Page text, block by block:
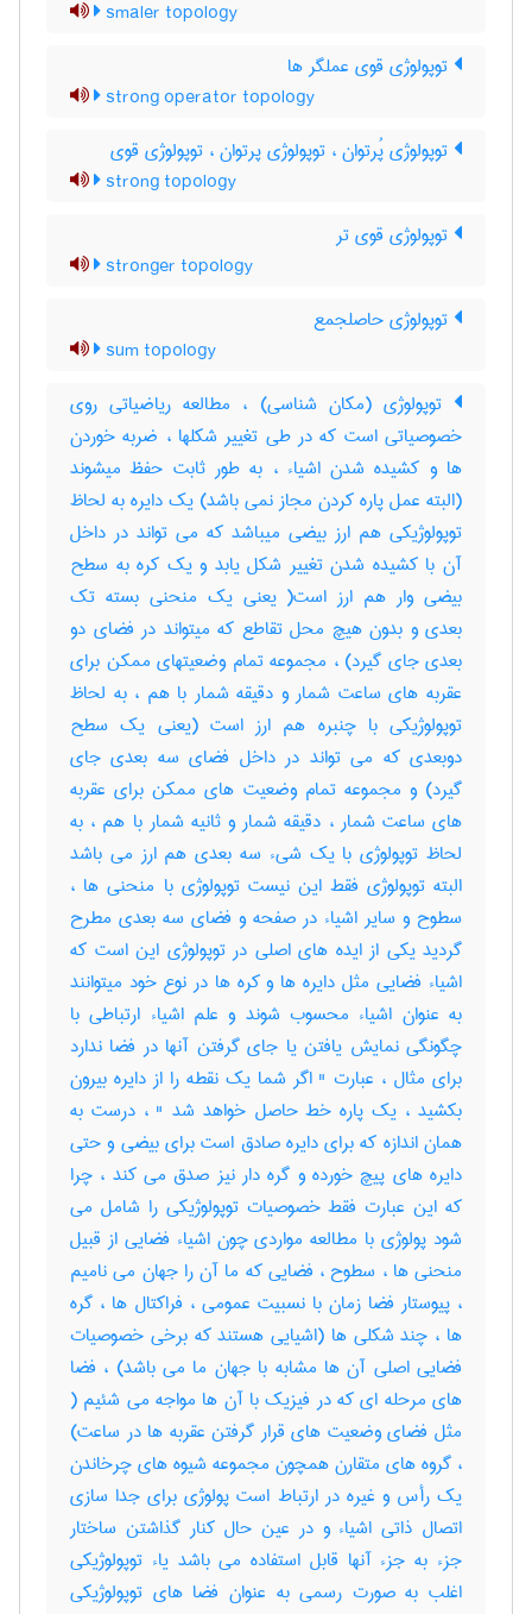
smaler topology
توپولوژی قوی عملگر ها
strong operator topology
توپولوژی پُرتوان ، توپولوژی پرتوان ، توپولوژی قوی
strong topology
توپولوژی قوی تر
stronger topology
توپولوژی حاصلجمع
sum topology
توپولوژی (مکان شناسی) ، مطالعه ریاضیاتی روی
خصوصیاتی است که در طی تغییر شکلها ، ضربه خوردن
ها و کشیده شدن اشیاء ، به طور ثابت حفظ میشوند
(البته عمل پاره کردن مجاز نمی باشد) یک دایره به لحاظ
توپولوژیکی هم ارز بیضی میباشد که می تواند در داخل
آن با کشیده شدن تغییر شکل یابد و یک کره به سطح
بیضی وار هم ارز است( یعنی یک منحنی بسته تک
بعدی و بدون هیچ محل تقاطع که میتواند در فضای دو
بعدی جای گیرد) ، مجموعه تمام وضعیتهای ممکن برای
عقربه های ساعت شمار و دقیقه شمار با هم ، به لحاظ
توپولوژیکی با چنبره هم ارز است (یعنی یک سطح
دوبعدی که می تواند در داخل فضای سه بعدی جای
گیرد) و مجموعه تمام وضعیت های ممکن برای عقربه
های ساعت شمار ، دقیقه شمار و ثانیه شمار با هم ، به
لحاظ توپولوژی با یک شیء سه بعدی هم ارز می باشد
البته توپولوژی فقط این نیست توپولوژی با منحنی ها ،
سطوح و سایر اشیاء در صفحه و فضای سه بعدی مطرح
گردید یکی از ایده های اصلی در توپولوژی این است که
اشیاء فضایی مثل دایره ها و کره ها در نوع خود میتوانند
به عنوان اشیاء محسوب شوند و علم اشیاء ارتباطی با
چگونگی نمایش یافتن یا جای گرفتن آنها در فضا ندارد
برای مثال ، عبارت " اگر شما یک نقطه را از دایره بیرون
بکشید ، یک پاره خط حاصل خواهد شد " ، درست به
همان اندازه که برای دایره صادق است برای بیضی و حتی
دایره های پیچ خورده و گره دار نیز صدق می کند ، چرا
که این عبارت فقط خصوصیات توپولوژیکی را شامل می
شود پولوژی با مطالعه مواردی چون اشیاء فضایی از قبیل
منحنی ها ، سطوح ، فضایی که ما آن را جهان می نامیم
، پیوستار فضا زمان با نسبیت عمومی ، فراکتال ها ، گره
ها ، چند شکلی ها (اشیایی هستند که برخی خصوصیات
فضایی اصلی آن ها مشابه با جهان ما می باشد) ، فضا
های مرحله ای که در فیزیک با آن ها مواجه می شئیم (
مثل فضای وضعیت های قرار گرفتن عقربه ها در ساعت)
، گروه های متقارن همچون مجموعه شیوه های چرخاندن
یک رأس و غیره در ارتباط است پولوژی برای جدا سازی
اتصال ذاتی اشیاء و در عین حال کنار گذاشتن ساختار
جزء به جزء آنها قابل استفاده می باشد یاء توپولوژیکی
اغلب به صورت رسمی به عنوان فضا های توپولوژیکی